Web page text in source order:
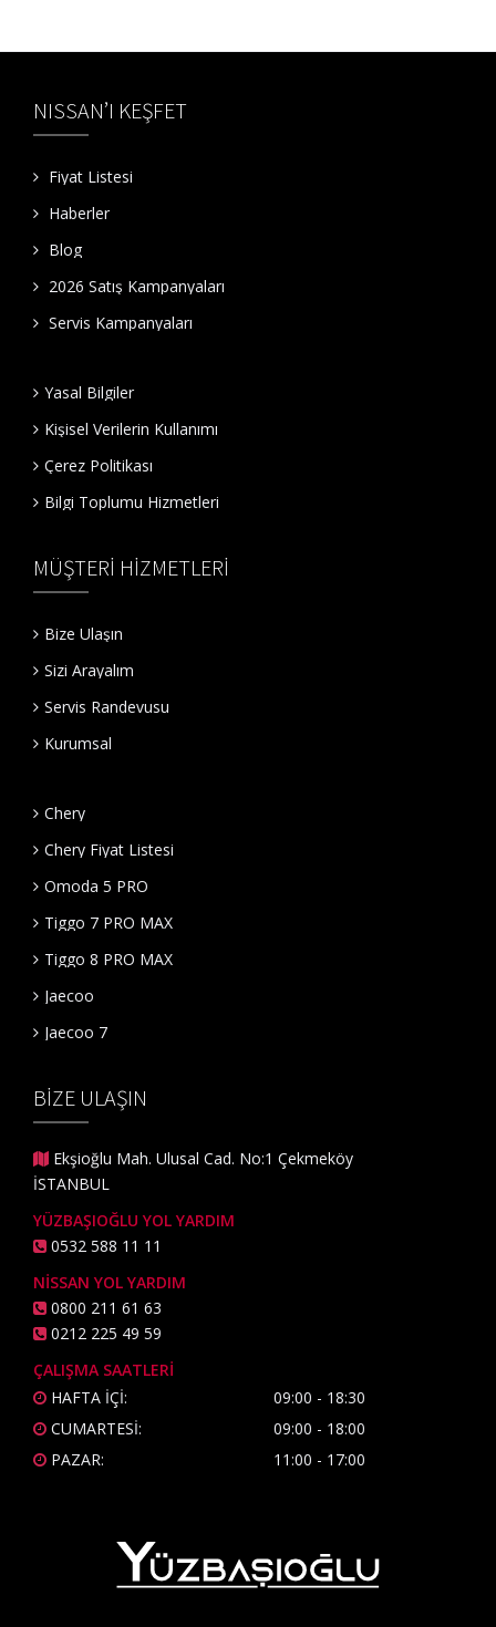
NISSAN’I KEŞFET
Fiyat Listesi
Haberler
Blog
2026 Satış Kampanyaları
Servis Kampanyaları
Yasal Bilgiler
Kişisel Verilerin Kullanımı
Çerez Politikası
Bilgi Toplumu Hizmetleri
MÜŞTERİ HİZMETLERİ
Bize Ulaşın
Sizi Arayalım
Servis Randevusu
Kurumsal
Chery
Chery Fiyat Listesi
Omoda 5 PRO
Tiggo 7 PRO MAX
Tiggo 8 PRO MAX
Jaecoo
Jaecoo 7
BIZE ULAŞIN
Ekşioğlu Mah. Ulusal Cad. No:1 Çekmeköy
İSTANBUL
YÜZBAŞIOĞLU YOL YARDIM
0532 588 11 11
NİSSAN YOL YARDIM
0800 211 61 63
0212 225 49 59
ÇALIŞMA SAATLERİ
HAFTA İÇİ:
09:00 - 18:30
CUMARTESİ:
09:00 - 18:00
PAZAR:
11:00 - 17:00